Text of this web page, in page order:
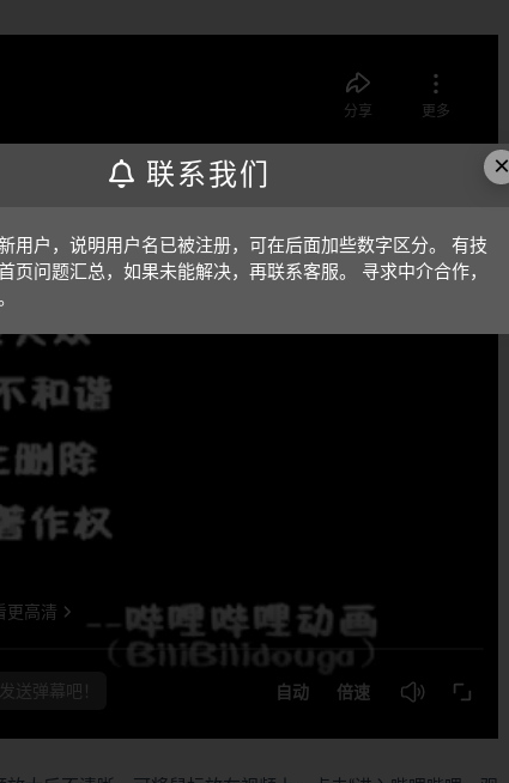
×
联系我们
用户，说明用户名已被注册，可在后面加些数字区分。 有技
页问题汇总，如果未能解决，再联系客服。 寻求中介合作，